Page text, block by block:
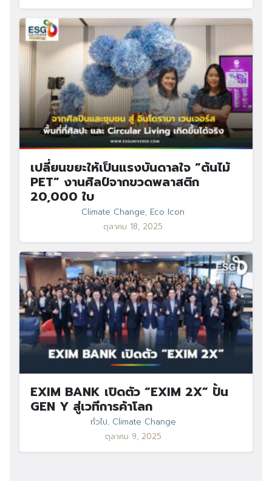
เปลี่ยนขยะให้เป็นแรงบันดาลใจ “ต้นไม้
PET” งานศิลป์จากขวดพลาสติก
20,000 ใบ
Climate Change, Eco Icon
ตุลาคม 18, 2025
EXIM BANK เปิดตัว “EXIM 2X” ปั้น
GEN Y สู่เวทีการค้าโลก
ทั่วไป, Climate Change
ตุลาคม 9, 2025